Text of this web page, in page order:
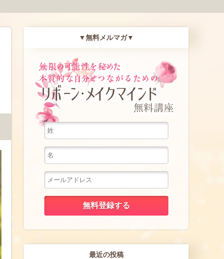
▼無料メルマガ▼
最近の投稿